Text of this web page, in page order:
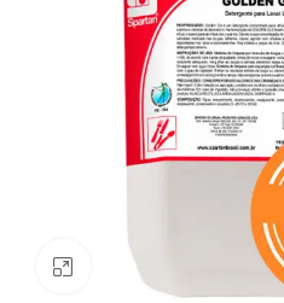
Clique para ampliar